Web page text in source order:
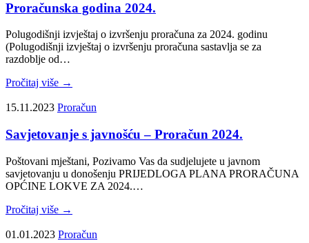
Proračunska godina 2024.
Polugodišnji izvještaj o izvršenju proračuna za 2024. godinu
(Polugodišnji izvještaj o izvršenju proračuna sastavlja se za
razdoblje od…
Pročitaj više →
15.11.2023 Proračun
Savjetovanje s javnošću – Proračun 2024.
Poštovani mještani, Pozivamo Vas da sudjelujete u javnom
savjetovanju u donošenju PRIJEDLOGA PLANA PRORAČUNA
OPĆINE LOKVE ZA 2024.…
Pročitaj više →
01.01.2023 Proračun